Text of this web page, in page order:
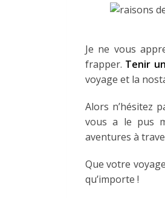
Je ne vous
frapper. Tenir
voyage et la
Alors n’hésitez
vous a le pus
aventures à
Que votre
qu’importe !